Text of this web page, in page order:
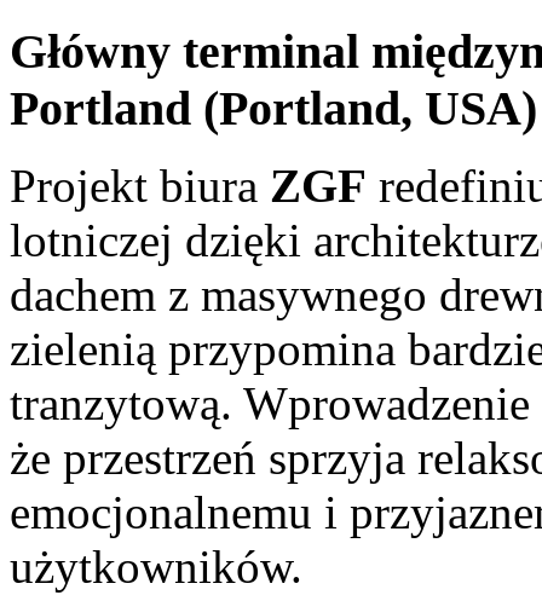
Główny terminal
Portland (Portland,
Projekt biura ZGF
lotniczej dzięki
dachem z masywnego
zielenią przypomina
tranzytową.
że przestrzeń sprzyja
emocjonalnemu i
użytkowników.